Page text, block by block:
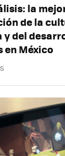
la
de la
y del
en México